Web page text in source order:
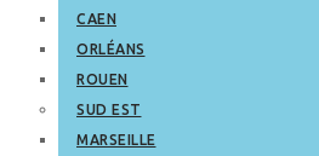
CAEN
ORLÉANS
ROUEN
SUD EST
MARSEILLE